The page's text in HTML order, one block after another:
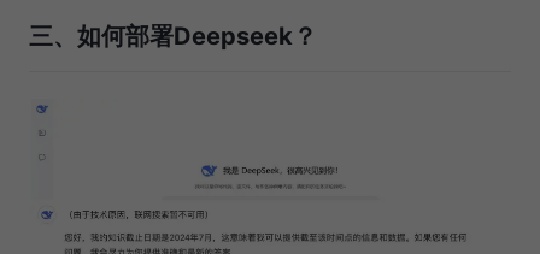
三、如何部署Deepseek？